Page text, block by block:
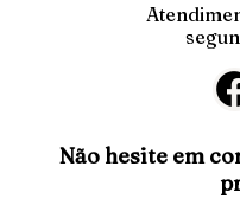
Não hesite em